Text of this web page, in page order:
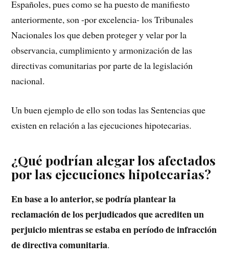
Españoles, pues como se ha puesto de manifiesto
anteriormente, son -por excelencia- los Tribunales
Nacionales los que deben proteger y velar por la
observancia, cumplimiento y armonización de las
directivas comunitarias por parte de la legislación
nacional.
Un buen ejemplo de ello son todas las Sentencias que
existen en relación a las ejecuciones hipotecarias.
¿Qué podrían alegar los afectados
por las ejecuciones hipotecarias?
En base a lo anterior, se podría plantear la
reclamación de los perjudicados que acrediten un
perjuicio mientras se estaba en período de infracción
de directiva comunitaria.